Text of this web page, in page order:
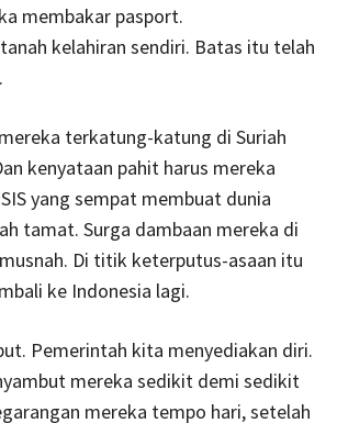
membakar pasport.
kelahiran sendiri. Batas itu telah
terkatung-katung di Suriah
kenyataan pahit harus mereka
yang sempat membuat dunia
tamat. Surga dambaan mereka di
Di titik keterputus-asaan itu
ke Indonesia lagi.
Pemerintah kita menyediakan diri.
mereka sedikit demi sedikit
mereka tempo hari, setelah